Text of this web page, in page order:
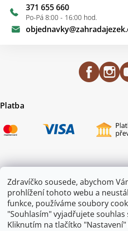
Zdravíčko sousede, abychom
prohlížení tohoto webu a
funkce, používáme soubory
"Souhlasím" vyjadřujete
Kliknutím na tlačítko
objednavky@
371 655 660
Po-Pá 8:00 - 16:00 hod.
Platba